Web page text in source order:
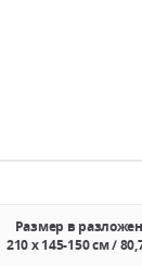
Размер в
210 x 145-150 см /